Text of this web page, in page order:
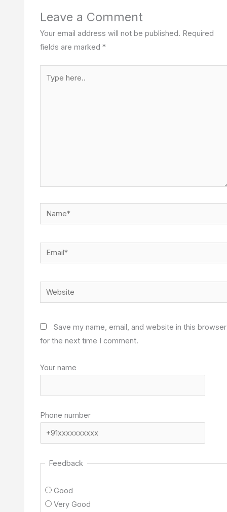
Leave a Comment
Your email address will not be published. Required
fields are marked*
Name*
Email*
Website
Save my name, email, and website in this browser
for the next time I comment.
Your name
Phone number
Feedback
Good
Very Good